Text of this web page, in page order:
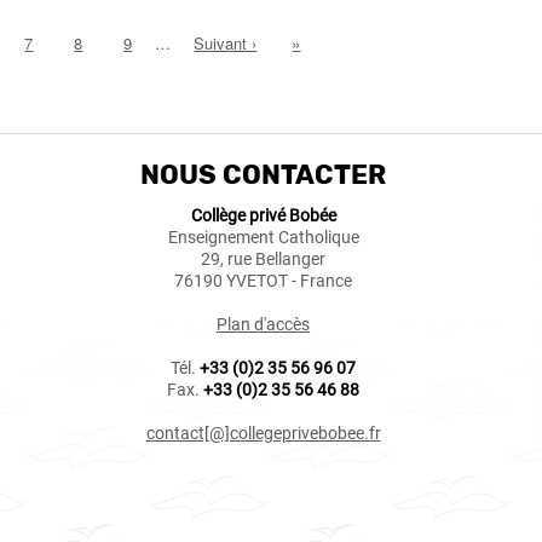
Page
7 Page
8 Page
9 …
Page
Suivant ›
Dernière
»
NOUS CONTACTER
Collège privé Bobée
Enseignement Catholique
29, rue Bellanger
76190 YVETOT - France
Plan d'accès
Tél.+33 (0)2 35 56 96 07
Fax.+33 (0)2 35 56 46 88
contact[@]collegeprivebobee.fr